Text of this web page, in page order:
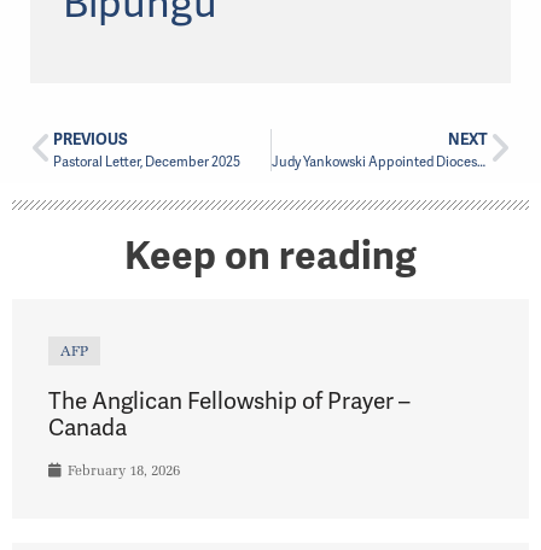
PREVIOUS
Pastoral Letter, December 2025
NEXT
Judy Yankowski Appointed Diocesan Ombudsperson
Keep on reading
AFP
The Anglican Fellowship of Prayer –
Canada
February 18, 2026